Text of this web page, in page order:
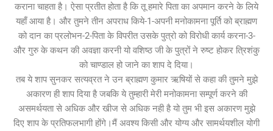
कराना चाहता है। ऐसा प्रतीत होता है कि तू हमारे पिता का अपमान करने के लिये
यहाँ आया है। और तुमने तीन अपराध किये-1-अपनी मनोकामना पूर्ति को ब्राह्मण
को दान का प्रलोभन-2-पिता के विपरीत उसके पुत्रो को विरोधी कार्य करना-3-
और गुरु के कथन की अवज्ञा करनी यो वशिष्ठ जी के पुत्रों ने रुष्ट होकर त्रिशंकु
को चाण्डाल हो जाने का शाप दे दिया।
तब ये शाप सुनकर सत्यव्रत ने उन ब्राह्मण कुमार ऋषियों से कहा की तुमने मुझे
अकारण ही शाप दिया है जबकि ये तुम्हारी मेरी मनोकामना सम्पूर्ण करने की
असमर्थयता से अधिक और खीज से अधिक नही है यो तुम भी इस अकारण मुझे
दिए शाप के प्रतिफलभागी होंगे।मैं अवश्य किसी और योग्य और सामर्थयशील योगी